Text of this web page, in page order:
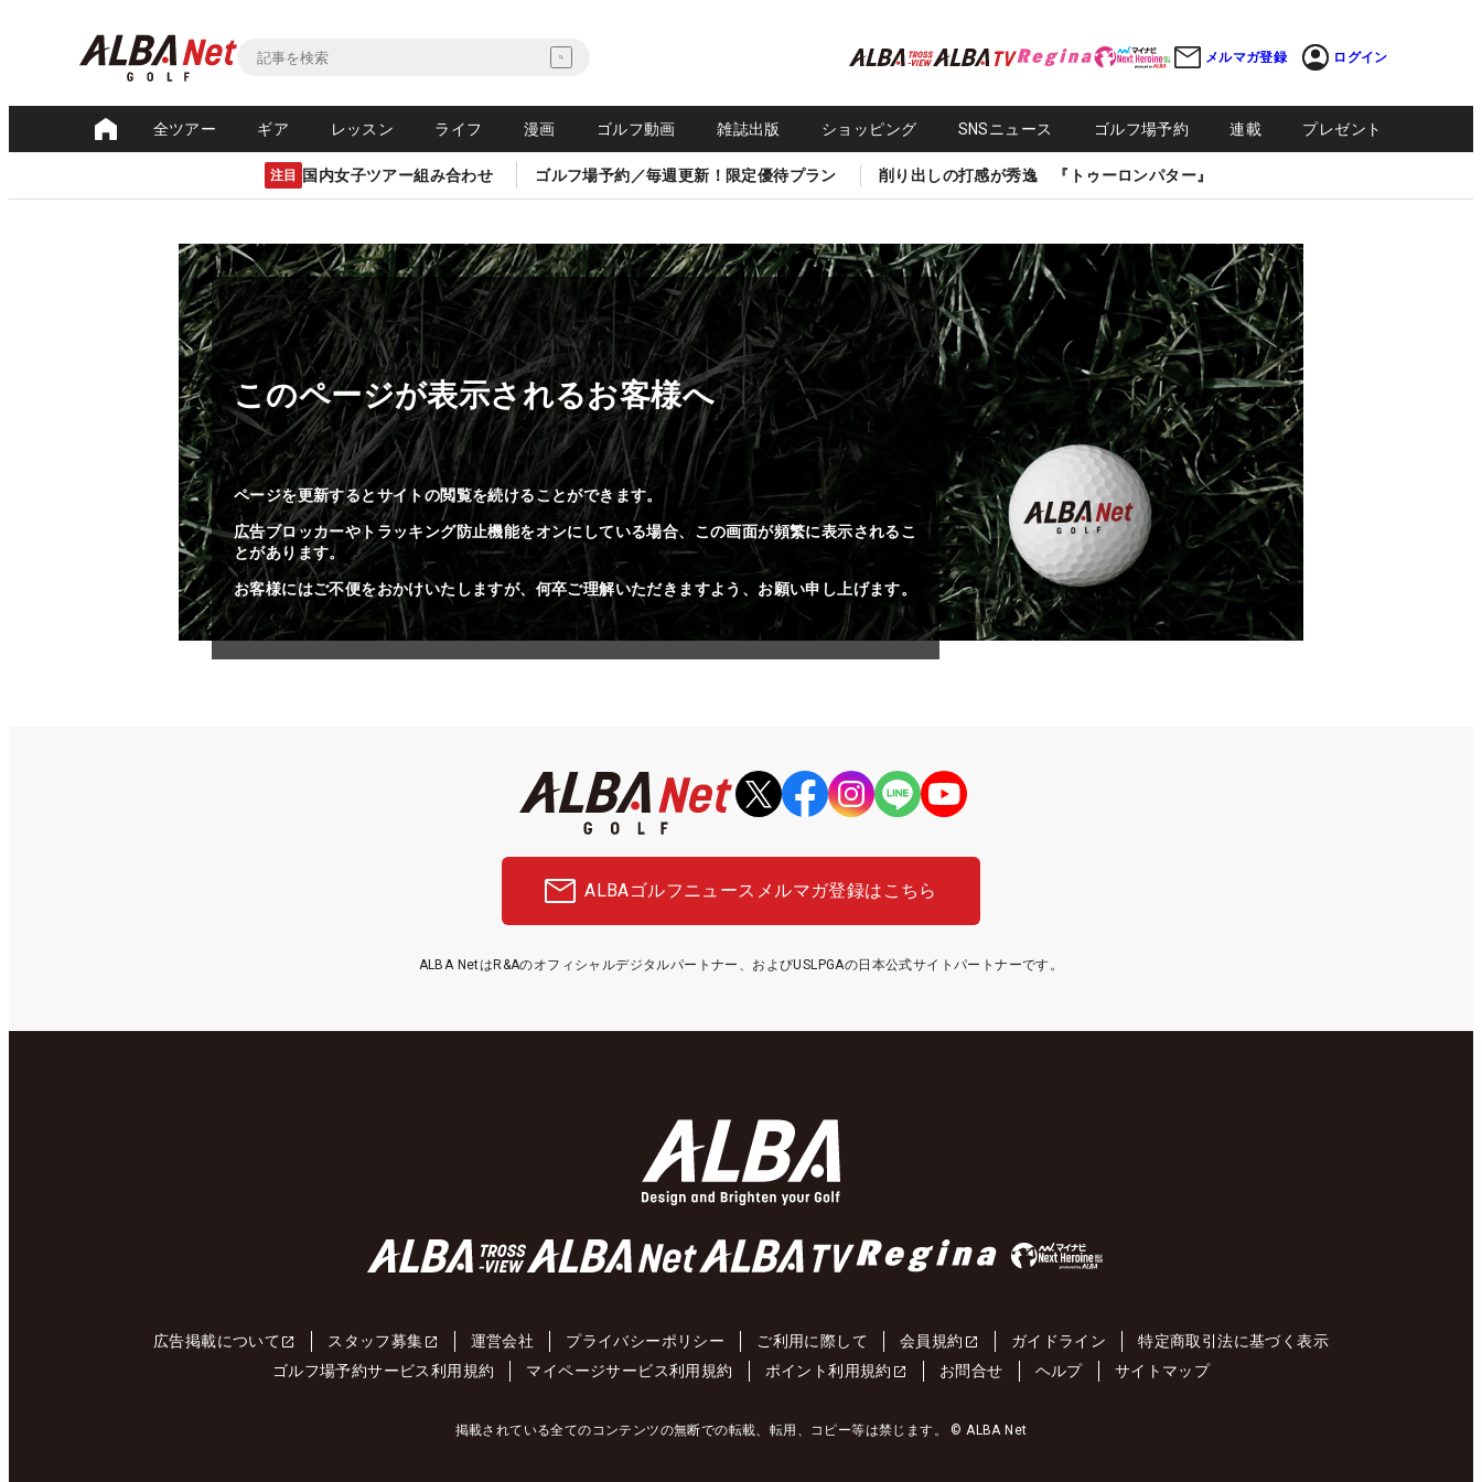
メルマガ登録 ログイン
全ツアー ギア レッスン ライフ 漫画 ゴルフ動画 雑誌出版 ショッピング SNSニュース ゴルフ場予約 連載 プレゼント
注目 国内女子ツアー組み合わせ ゴルフ場予約／毎週更新！限定優待プラン 削り出しの打感が秀逸 『トゥーロンパター』
このページが表示されるお客様へ
ページを更新するとサイトの閲覧を続けることができます。
広告ブロッカーやトラッキング防止機能をオンにしている場合、この画面が頻繁に表示されるこ
とがあります。
お客様にはご不便をおかけいたしますが、何卒ご理解いただきますよう、お願い申し上げます。
ALBAゴルフニュース メルマガ登録はこちら
ALBA NetはR&Aのオフィシャルデジタルパートナー、およびUSLPGAの日本公式サイトパートナーです。
広告掲載について スタッフ募集 運営会社 プライバシーポリシー ご利用に際して 会員規約 ガイドライン
特定商取引法に基づく表示
ゴルフ場予約サービス利用規約
マイページサービス利用規約 ポイント利用規約 お問合せ ヘルプ サイトマップ
掲載されている全てのコンテンツの無断での転載、転用、コピー等は禁じます。 © ALBA Net